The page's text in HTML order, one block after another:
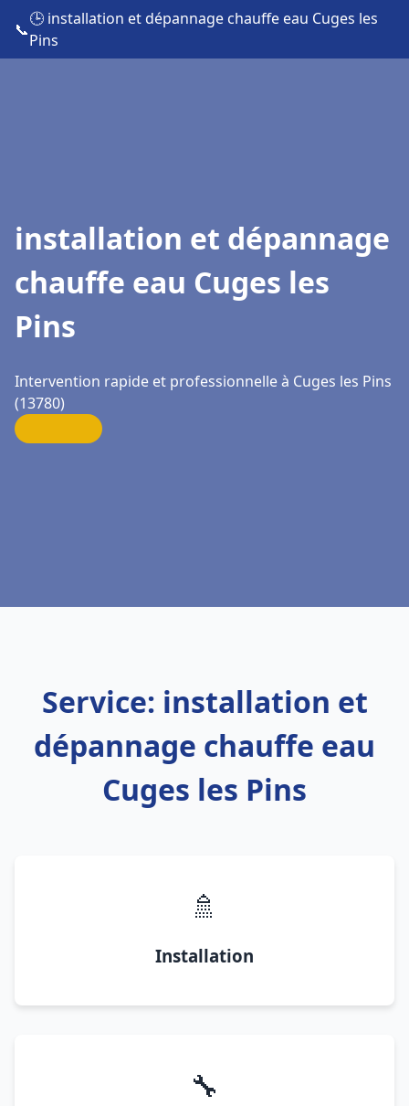
📞
🕒 installation et dépannage chauffe eau Cuges les
Pins
installation et dépannage
chauffe eau Cuges les
Pins
Intervention rapide et professionnelle à Cuges les Pins
(13780)
Service: installation et
dépannage chauffe eau
Cuges les Pins
🚿
Installation
🔧